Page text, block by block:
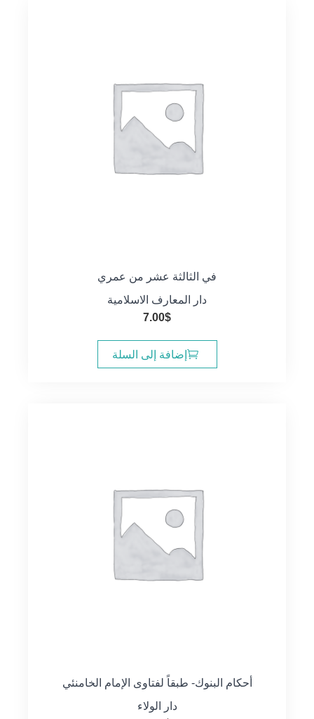
في الثالثة عشر من عمري
دار المعارف الاسلامية
7.00$
إضافة إلى السلة
أحكام البنوك- طبقاً لفتاوى الإمام الخامنئي
دار الولاء